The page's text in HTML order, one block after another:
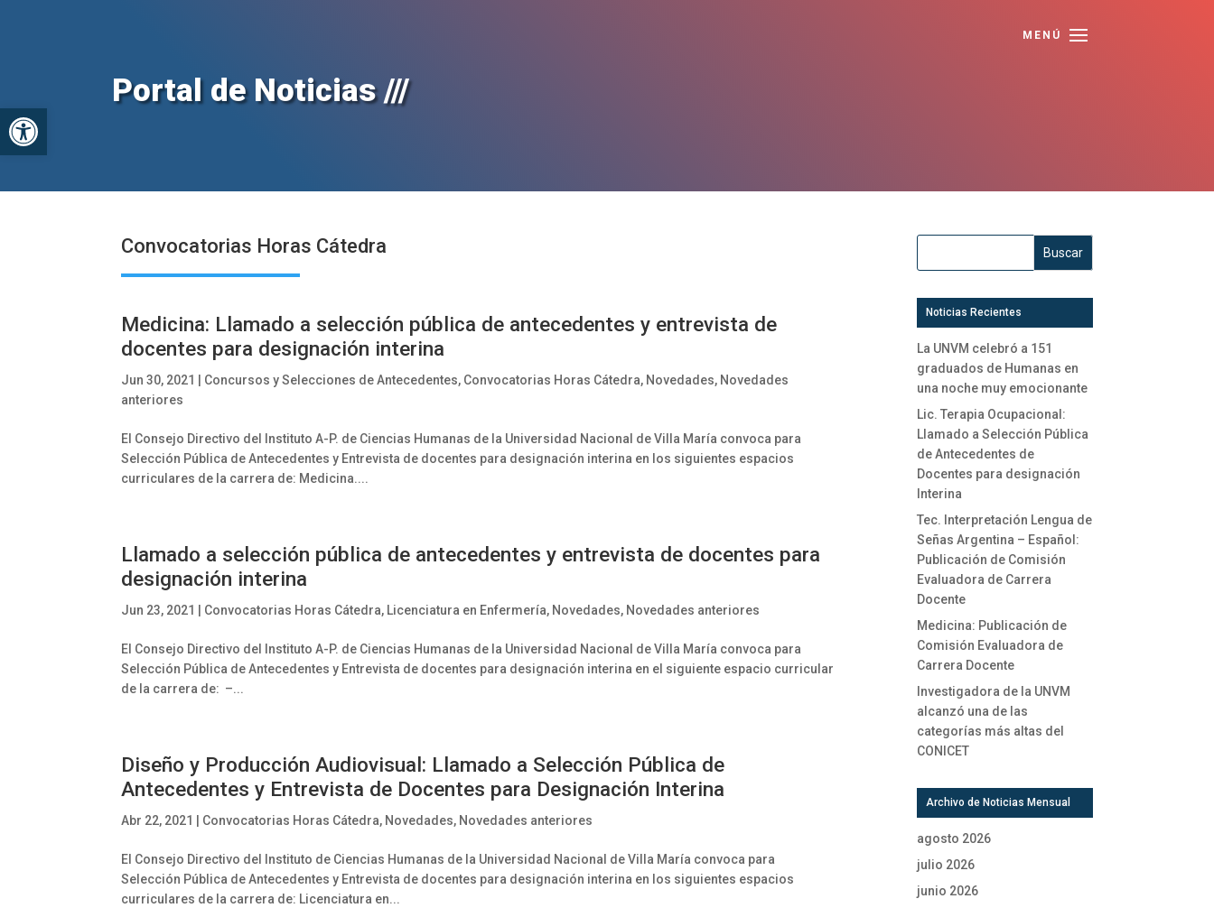
Abrir barra de herramientas
Portal de Noticias ///
Convocatorias Horas Cátedra
Medicina: Llamado a selección pública de antecedentes y entrevista de
docentes para designación interina
Jun 30, 2021 Concursos y Selecciones de Antecedentes, Convocatorias Horas Cátedra, Novedades, Novedades
anteriores
El Consejo Directivo del Instituto A-P. de Ciencias Humanas de la Universidad Nacional de Villa María convoca para
Selección Pública de Antecedentes y Entrevista de docentes para designación interina en los siguientes espacios
curriculares de la carrera de: Medicina....
Llamado a selección pública de antecedentes y entrevista de docentes para
designación interina
Jun 23, 2021 Convocatorias Horas Cátedra, Licenciatura en Enfermería, Novedades, Novedades anteriores
El Consejo Directivo del Instituto A-P. de Ciencias Humanas de la Universidad Nacional de Villa María convoca para
Selección Pública de Antecedentes y Entrevista de docentes para designación interina en el siguiente espacio curricular
de la carrera de: –...
Diseño y Producción Audiovisual: Llamado a Selección Pública de
Antecedentes y Entrevista de Docentes para Designación Interina
Abr 22, 2021 Convocatorias Horas Cátedra, Novedades, Novedades anteriores
El Consejo Directivo del Instituto de Ciencias Humanas de la Universidad Nacional de Villa María convoca para
Selección Pública de Antecedentes y Entrevista de docentes para designación interina en los siguientes espacios
curriculares de la carrera de: Licenciatura en...
Noticias Recientes
La UNVM celebró a 151
graduados de Humanas en
una noche muy emocionante
Lic. Terapia Ocupacional:
Llamado a Selección Pública
de Antecedentes de
Docentes para designación
Interina
Tec. Interpretación Lengua de
Señas Argentina – Español:
Publicación de Comisión
Evaluadora de Carrera
Docente
Medicina: Publicación de
Comisión Evaluadora de
Carrera Docente
Investigadora de la UNVM
alcanzó una de las
categorías más altas del
CONICET
Archivo de Noticias Mensual
agosto 2026
julio 2026
junio 2026